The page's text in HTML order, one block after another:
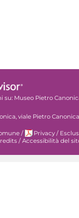
su: Museo Pietro
viale Pietro
/ Privacy /
/ Accessibilità del